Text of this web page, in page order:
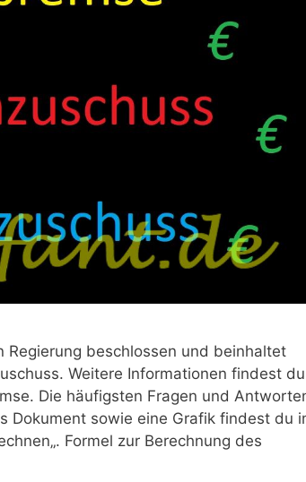
beschlossen und beinhaltet
Weitere Informationen findest du
Die häufigsten Fragen und
Dokument sowie eine Grafik findest du
Formel zur Berechnung des